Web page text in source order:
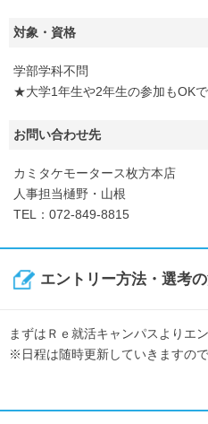
対象・資格
学部学科不問
★大学1年生や2年生の参加もOKで
お問い合わせ先
カミタケモータース枚方本店
人事担当樋野・山根
TEL：072-849-8815
エントリー方法・選考
まずはＲｅ就活キャンパスよりエ
※日程は随時更新していきますので